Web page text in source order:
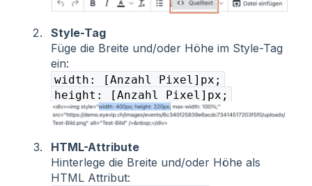
Style-Tag
Füge die Breite und/oder Höhe im Style-Tag
ein:
width: [Anzahl Pixel]px;
height: [Anzahl Pixel]px;
HTML-Attribute
Hinterlege die Breite und/oder Höhe als
HTML Attribut: